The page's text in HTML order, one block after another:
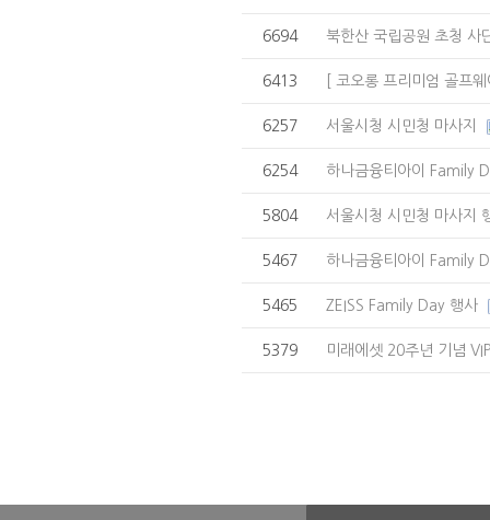
6694 북한산 국립공원 초청 사
6413 [ 코오롱 프리미엄 골프
6257 서울시청 시민청 마사지
6254 하나금융티아이 Family
5804 서울시청 시민청 마사지
5467 하나금융티아이 Family
5465 ZEISS Family Day 행사
5379 미래에셋 20주년 기념